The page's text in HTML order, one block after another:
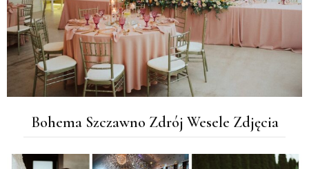
Bohema Szczawno Zdrój Wesele Zdjęcia